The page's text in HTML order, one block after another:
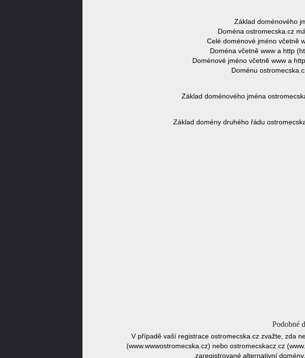
Základ doménového
Doména ostromecska.cz
Celé doménové jméno včetně
Doména včetně www a http
Doménové jméno včetně www a
Doménu
Základ doménového jména
Základ domény druhého řádu
Podobné
V případě vaší registrace ostromecska.cz zvažte, zda
(www.wwwostromecska.cz) nebo ostromecskacz.cz
zaregistrované alternativní